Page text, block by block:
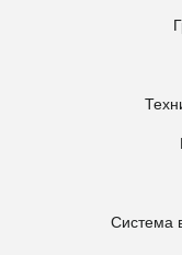
Система